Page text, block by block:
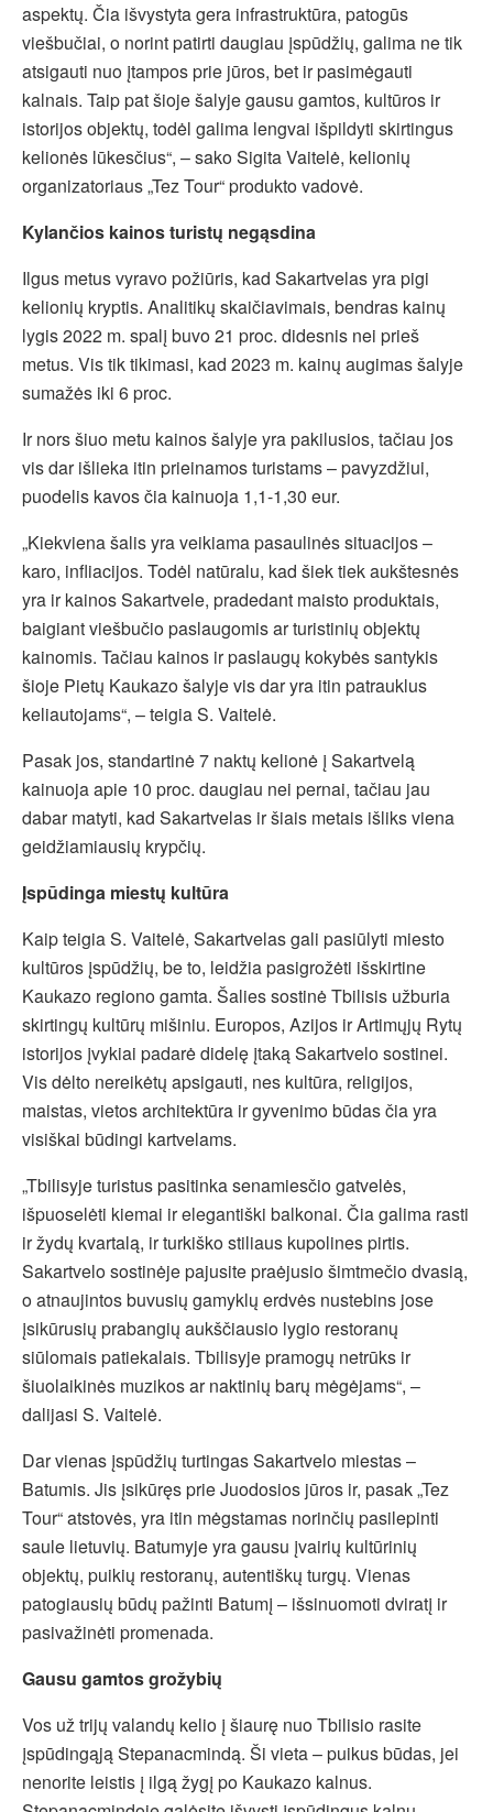
aspektų. Čia išvystyta gera infrastruktūra, patogūs
viešbučiai, o norint patirti daugiau įspūdžių, galima ne tik
atsigauti nuo įtampos prie jūros, bet ir pasimėgauti
kalnais. Taip pat šioje šalyje gausu gamtos, kultūros ir
istorijos objektų, todėl galima lengvai išpildyti skirtingus
kelionės lūkesčius“, – sako Sigita Vaitelė, kelionių
organizatoriaus „Tez Tour“ produkto vadovė.
Kylančios kainos turistų negąsdina
Ilgus metus vyravo požiūris, kad Sakartvelas yra pigi
kelionių kryptis. Analitikų skaičiavimais, bendras kainų
lygis 2022 m. spalį buvo 21 proc. didesnis nei prieš
metus. Vis tik tikimasi, kad 2023 m. kainų augimas šalyje
sumažės iki 6 proc.
Ir nors šiuo metu kainos šalyje yra pakilusios, tačiau jos
vis dar išlieka itin prieinamos turistams – pavyzdžiui,
puodelis kavos čia kainuoja 1,1-1,30 eur.
„Kiekviena šalis yra veikiama pasaulinės situacijos –
karo, infliacijos. Todėl natūralu, kad šiek tiek aukštesnės
yra ir kainos Sakartvele, pradedant maisto produktais,
baigiant viešbučio paslaugomis ar turistinių objektų
kainomis. Tačiau kainos ir paslaugų kokybės santykis
šioje Pietų Kaukazo šalyje vis dar yra itin patrauklus
keliautojams“, – teigia S. Vaitelė.
Pasak jos, standartinė 7 naktų kelionė į Sakartvelą
kainuoja apie 10 proc. daugiau nei pernai, tačiau jau
dabar matyti, kad Sakartvelas ir šiais metais išliks viena
geidžiamiausių krypčių.
Įspūdinga miestų kultūra
Kaip teigia S. Vaitelė, Sakartvelas gali pasiūlyti miesto
kultūros įspūdžių, be to, leidžia pasigrožėti išskirtine
Kaukazo regiono gamta. Šalies sostinė Tbilisis užburia
skirtingų kultūrų mišiniu. Europos, Azijos ir Artimųjų Rytų
istorijos įvykiai padarė didelę įtaką Sakartvelo sostinei.
Vis dėlto nereikėtų apsigauti, nes kultūra, religijos,
maistas, vietos architektūra ir gyvenimo būdas čia yra
visiškai būdingi kartvelams.
„Tbilisyje turistus pasitinka senamiesčio gatvelės,
išpuoselėti kiemai ir elegantiški balkonai. Čia galima rasti
ir žydų kvartalą, ir turkiško stiliaus kupolines pirtis.
Sakartvelo sostinėje pajusite praėjusio šimtmečio dvasią,
o atnaujintos buvusių gamyklų erdvės nustebins jose
įsikūrusių prabangių aukščiausio lygio restoranų
siūlomais patiekalais. Tbilisyje pramogų netrūks ir
šiuolaikinės muzikos ar naktinių barų mėgėjams“, –
dalijasi S. Vaitelė.
Dar vienas įspūdžių turtingas Sakartvelo miestas –
Batumis. Jis įsikūręs prie Juodosios jūros ir, pasak „Tez
Tour“ atstovės, yra itin mėgstamas norinčių pasilepinti
saule lietuvių. Batumyje yra gausu įvairių kultūrinių
objektų, puikių restoranų, autentiškų turgų. Vienas
patogiausių būdų pažinti Batumį – išsinuomoti dviratį ir
pasivažinėti promenada.
Gausu gamtos grožybių
Vos už trijų valandų kelio į šiaurę nuo Tbilisio rasite
įspūdingąją Stepanacmindą. Ši vieta – puikus būdas, jei
nenorite leistis į ilgą žygį po Kaukazo kalnus.